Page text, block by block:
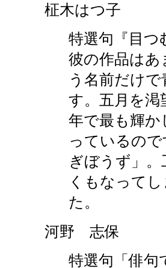
柾木はつ子
特選句『目つ
彼の作品はあ
う名前だけ
す。五月を渇
年で最も輝か
っているの
ぎぼうず」
くもなって
た。
河野 志保
特選句「俳句